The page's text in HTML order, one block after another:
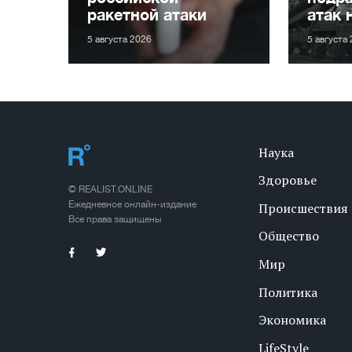
ракетной атаки
5 августа 2026
атак
5 августа
© REALIST.ONLINE
Ежедневное онлайн-издание
Все права защищены
Наука
Здоровье
Происшествия
Общество
Мир
Политика
Экономика
LifeStyle